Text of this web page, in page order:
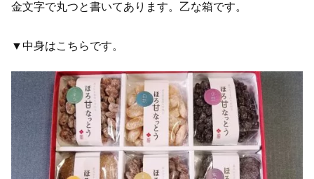
金文字で丸つと書いてあります。乙な箱です。
▼中身はこちらです。